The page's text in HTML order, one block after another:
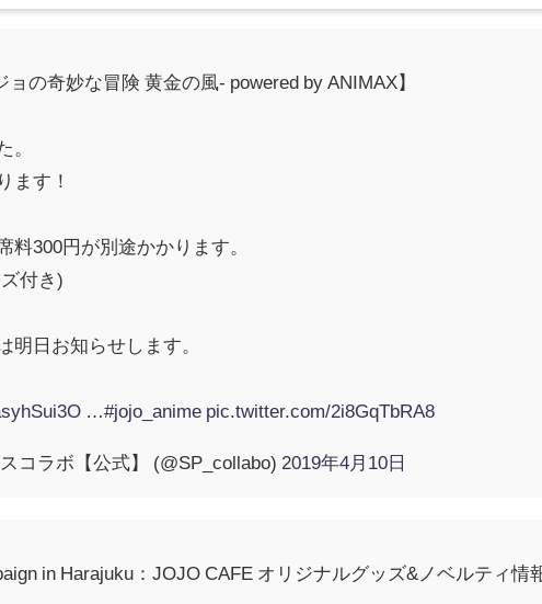
ョの奇妙な冒険 黄金の風- powered by ANIMAX】
。
ます！
料300円が別途かかります。
付き)
明日お知らせします。
…#jojo_anime pic.twitter.com/2i8GqTbRA8
コラボ【公式】 (@SP_collabo) 2019年4月10日
in Harajuku：JOJO CAFE オリジナルグッズ&ノベルティ情